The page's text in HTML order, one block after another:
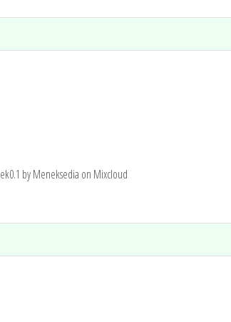
by Meneksedia on Mixcloud